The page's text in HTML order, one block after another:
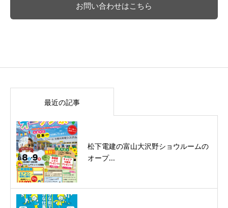
お問い合わせはこちら
最近の記事
松下電建の富山大沢野ショウルームの
オープ...